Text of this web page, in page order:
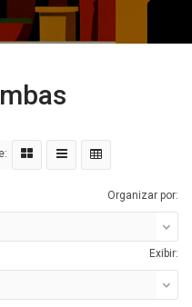
Organizar por:
Exibir: